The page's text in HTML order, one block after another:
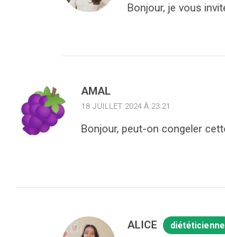
Bonjour, je vous
AMAL
18 JUILLET 2024 À 23:21
Bonjour, peut-on congeler
ALICE diététicienne